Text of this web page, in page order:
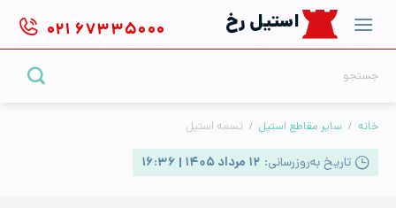
content
استیل رخ ۰۲۱ ۶۷۳۳۵۰۰۰
خانه / سایر مقاطع استیل / تسمه استیل
تاریخ به‌روزرسانی: ۱۲ مرداد ۱۴۰۵ | ۱۶:۳۶